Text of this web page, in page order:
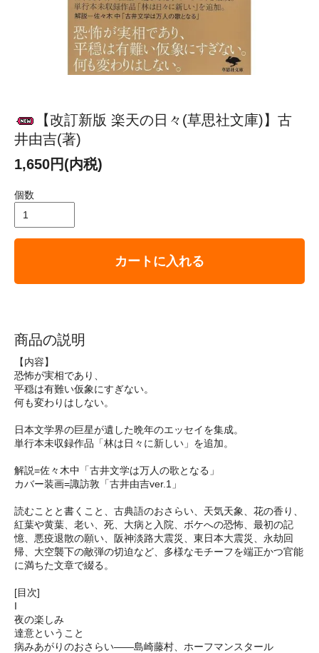
【改訂新版 楽天の日々(草思社文庫)】古
井由吉(著)
1,650円(内税)
個数
カートに入れる
商品の説明
【内容】
恐怖が実相であり、
平穏は有難い仮象にすぎない。
何も変わりはしない。
日本文学界の巨星が遺した晩年のエッセイを集成。
単行本未収録作品「林は日々に新しい」を追加。
解説=佐々木中「古井文学は万人の歌となる」
カバー装画=諏訪敦「古井由吉ver.1」
読むことと書くこと、古典語のおさらい、天気天象、花の香り、
紅葉や黄葉、老い、死、大病と入院、ボケへの恐怖、最初の記
憶、悪疫退散の願い、阪神淡路大震災、東日本大震災、永劫回
帰、大空襲下の敵弾の切迫など、多様なモチーフを端正かつ官能
に満ちた文章で綴る。
[目次]
I
夜の楽しみ
達意ということ
病みあがりのおさらい――島崎藤村、ホーフマンスタール